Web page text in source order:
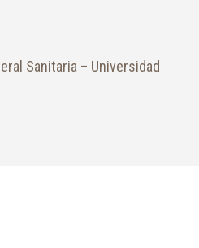
Sanitaria – Universidad